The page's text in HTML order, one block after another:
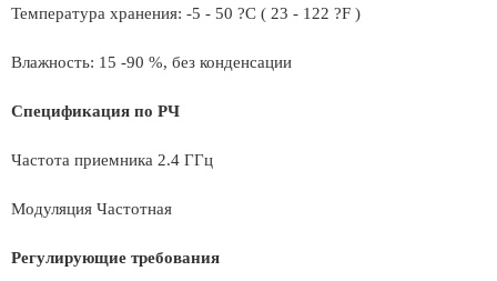
Температура хранения: -5 - 50 ?C ( 23 - 122 ?F )
Влажность: 15 -90 %, без конденсации
Спецификация по РЧ
Частота приемника 2.4 ГГц
Модуляция Частотная
Регулирующие требования